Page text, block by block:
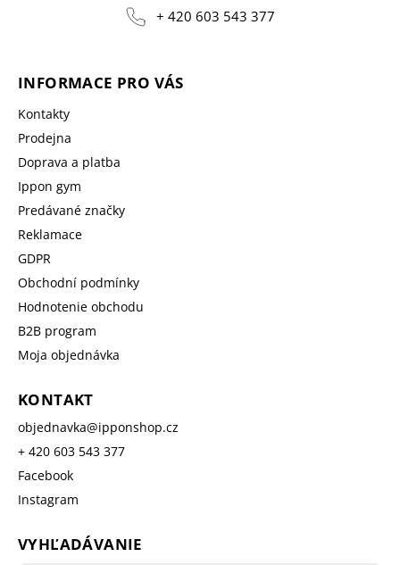
+ 420 603 543 377
INFORMACE PRO VÁS
Kontakty
Prodejna
Doprava a platba
Ippon gym
Predávané značky
Reklamace
GDPR
Obchodní podmínky
Hodnotenie obchodu
B2B program
Moja objednávka
KONTAKT
objednavka@ipponshop.cz
+ 420 603 543 377
Facebook
Instagram
VYHĽADÁVANIE